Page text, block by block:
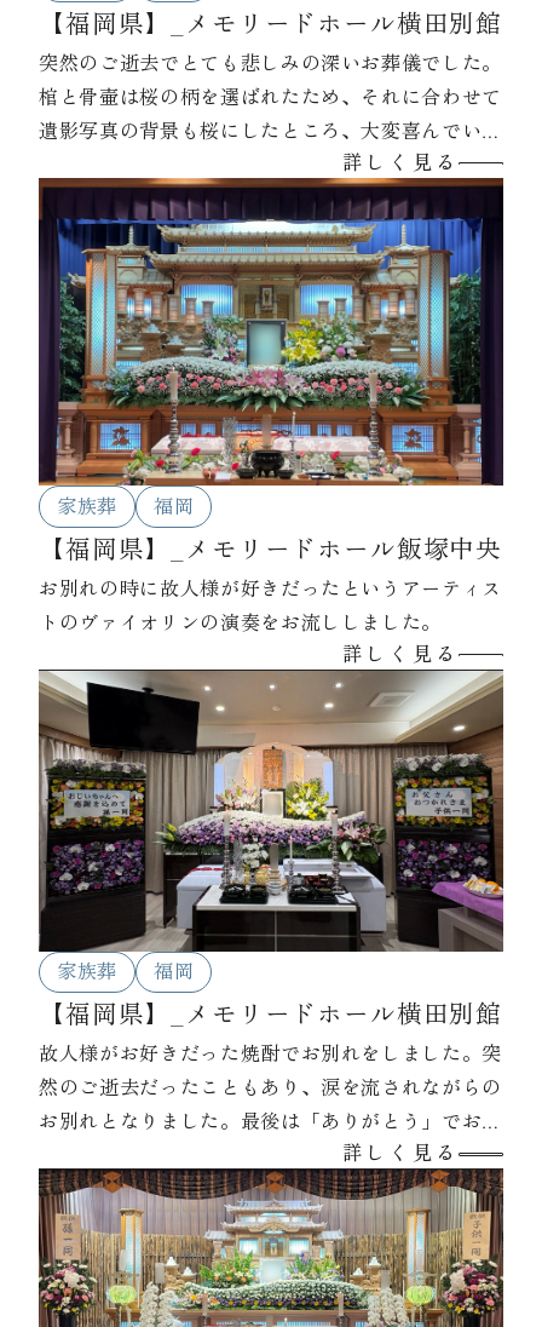
【福岡県】_メモリードホール横田別館
突然のご逝去でとても悲しみの深いお葬儀でした。
棺と骨壷は桜の柄を選ばれたため、それに合わせて
遺影写真の背景も桜にしたところ、大変喜んでいた
だきました。涙涙のお別れでしたが、最後はありが
とうの言葉で見送られました。
詳しく見る
家族葬 福岡
【福岡県】_メモリードホール飯塚中央
お別れの時に故人様が好きだったというアーティス
トのヴァイオリンの演奏をお流ししました。
詳しく見る
家族葬 福岡
【福岡県】_メモリードホール横田別館
故人様がお好きだった焼酎でお別れをしました。突
然のご逝去だったこともあり、涙を流されながらの
お別れとなりました。最後は「ありがとう」でお見
詳しく見る